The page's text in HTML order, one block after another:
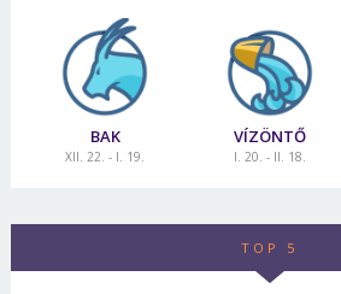
BAK
XII. 22. - I. 19.
VÍZÖNTŐ
I. 20. - II. 18.
TOP 5